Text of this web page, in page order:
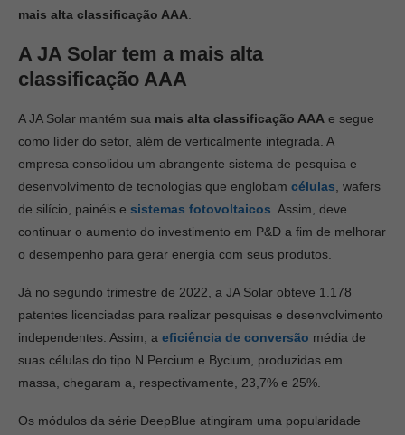
mais alta classificação AAA
A JA Solar tem a mais alta
classificação AAA
A JA Solar mantém sua mais alta classificação AAA e segue
como líder do setor, além de verticalmente integrada. A
empresa consolidou um abrangente sistema de pesquisa e
desenvolvimento de tecnologias que englobam células , wafers
de silício, painéis e sistemas fotovoltaicos . Assim, deve
continuar o aumento do investimento em P&D a fim de melhorar
o desempenho para gerar energia com seus produtos.
Já no segundo trimestre de 2022, a JA Solar obteve 1.178
patentes licenciadas para realizar pesquisas e desenvolvimento
independentes. Assim, a eficiência de conversão média de
suas células do tipo N Percium e Bycium, produzidas em
massa, chegaram a, respectivamente, 23,7% e 25%.
Os módulos da série DeepBlue atingiram uma popularidade